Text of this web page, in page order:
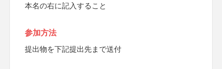
本名の右に記入すること
参加方法
提出物を下記提出先まで送付